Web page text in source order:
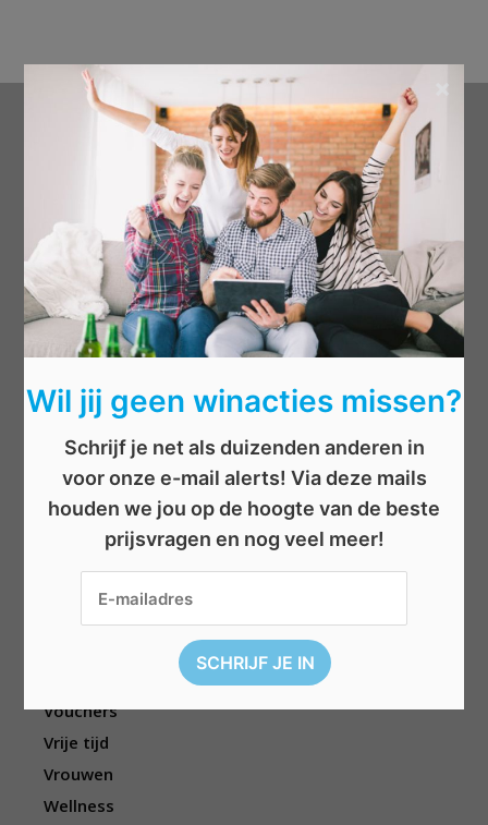
Categorieën
Boeken
Cadeau
Dieren
Elektronica
Eten/drinken
Geld
Kleding
Mannen
Overige
Vouchers
Vrije tijd
Vrouwen
Wellness
Wil jij geen winacties missen?
Schrijf je net als duizenden anderen in
voor onze e-mail alerts! Via deze mails
houden we jou op de hoogte van de beste
prijsvragen en nog veel meer!